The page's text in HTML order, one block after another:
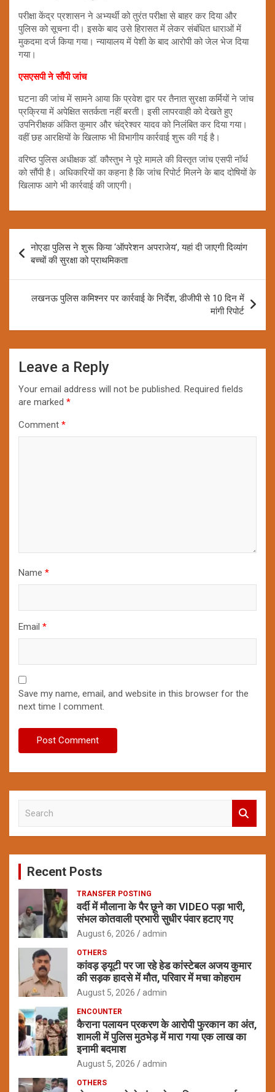
परीक्षा केंद्र प्रशासन ने अभ्यर्थी को तुरंत परीक्षा से बाहर कर दिया और
पुलिस को सूचना दी। इसके बाद उसे हिरासत में लेकर संबंधित धाराओं में
मुकदमा दर्ज किया गया। न्यायालय में पेशी के बाद आरोपी को जेल भेज दिया
गया।
एसएसपी ने सौंपी जांच
घटना की जांच में सामने आया कि प्रवेश द्वार पर तैनात सुरक्षा कर्मियों ने जांच
प्रक्रिया में अपेक्षित सतर्कता नहीं बरती। इसी लापरवाही को देखते हुए
उपनिरीक्षक अंकित कुमार और चंद्रेश्वर यादव को निलंबित कर दिया गया।
वहीं छह आरक्षियों के खिलाफ भी विभागीय कार्रवाई शुरू की गई है।
वरिष्ठ पुलिस अधीक्षक डॉ. कौस्तुभ ने पूरे मामले की विस्तृत जांच एसपी नॉर्थ
को सौंपी है। अधिकारियों का कहना है कि जांच रिपोर्ट मिलने के बाद दोषियों के
खिलाफ आगे भी कार्रवाई की जाएगी।
Post
navigation
नोएडा पुलिस ने शुरू किया ‘ऑपरेशन अपराजेय’, यहां दी जाएगी दिव्यांग
बच्चों की सुरक्षा को प्राथमिकता
लखनऊ पुलिस कमिश्नर पर कार्रवाई के निर्देश, डीजीपी से 10 दिन में
मांगी रिपोर्ट
Leave a Reply
Your email address will not be published. Required fields
are marked *
Comment *
Name *
Email *
Save my name, email, and website in this browser for the
next time I comment.
c
Recent Posts
TRANSFER POSTING
वर्दी में मौलाना के पैर छूने का VIDEO पड़ा भारी,
संभल कोतवाली प्रभारी सुधीर पंवार हटाए गए
August 6, 2026 admin
OTHERS
कांवड़ ड्यूटी पर जा रहे हेड कांस्टेबल अजय कुमार
की सड़क हादसे में मौत, परिवार में मचा कोहराम
August 5, 2026 admin
ENCOUNTER
कैराना पलायन प्रकरण के आरोपी फुरकान का अंत,
शामली में पुलिस मुठभेड़ में मारा गया एक लाख का
इनामी बदमाश
August 5, 2026 admin
OTHERS